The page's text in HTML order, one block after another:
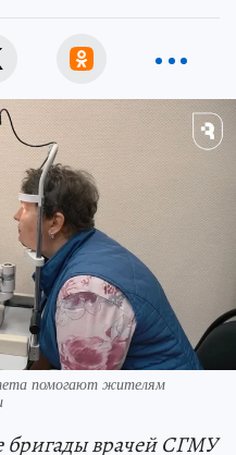
помогают жителям
врачей СГМУ